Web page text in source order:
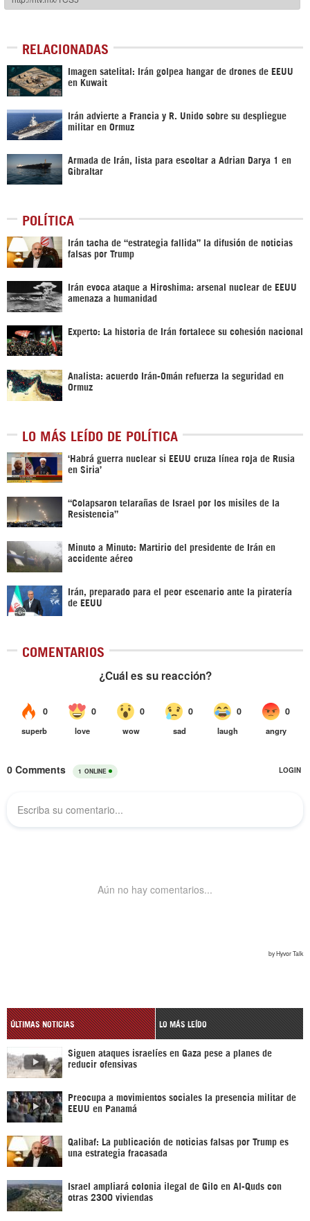
RELACIONADAS
Imagen satelital: Irán golpea hangar de drones de EEUU
en Kuwait
Irán advierte a Francia y R. Unido sobre su despliegue
militar en Ormuz
Armada de Irán, lista para escoltar a Adrian Darya 1 en
Gibraltar
POLÍTICA
Irán tacha de “estrategia fallida” la difusión de noticias
falsas por Trump
Irán evoca ataque a Hiroshima: arsenal nuclear de EEUU
amenaza a humanidad
Experto: La historia de Irán fortalece su cohesión nacional
Analista: acuerdo Irán-Omán refuerza la seguridad en
Ormuz
LO MÁS LEÍDO DE POLÍTICA
‎‘Habrá guerra nuclear si EEUU cruza línea roja de Rusia
en Siria’‎
“Colapsaron telarañas de Israel por los misiles de la
Resistencia”
Minuto a Minuto: Martirio del presidente de Irán en
accidente aéreo
Irán, preparado para el peor escenario ante la piratería
de EEUU
COMENTARIOS
ÚLTIMAS NOTICIAS LO MÁS LEÍDO
Siguen ataques israelíes en Gaza pese a planes de
reducir ofensivas
Preocupa a movimientos sociales la presencia militar de
EEUU en Panamá
Qalibaf: La publicación de noticias falsas por Trump es
una estrategia fracasada
Israel ampliará colonia ilegal de Gilo en Al-Quds con
otras 2300 viviendas